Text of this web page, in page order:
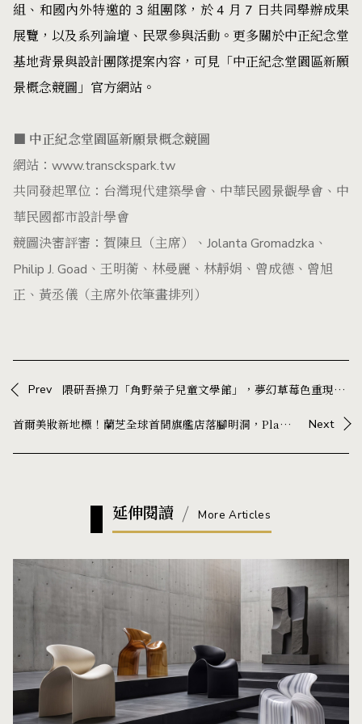
組、和國內外特邀的 3 組團隊，於 4 月 7 日共同舉辦成果
展覽，以及系列論壇、民眾參與活動。更多關於中正紀念堂
基地背景與設計團隊提案內容，可見 「中正紀念堂園區新願
景概念競圖」官方網站 。
■ 中正紀念堂園區新願景概念競圖
網站： www.transckspark.tw
共同發起單位：台灣現代建築學會、中華民國景觀學會、中
華民國都市設計學會
競圖決審評審：賀陳旦（主席）、Jolanta Gromadzka、
Philip J. Goad、王明蘅、林曼麗、林靜娟、曾成德、曾旭
正、黃丞儀（主席外依筆畫排列）
Prev 隈研吾操刀「角野榮子兒童文學館」，夢幻草莓色重現《魔女宅急便》經典場景
首爾美妝新地標！蘭芝全球首間旗艦店落腳明洞，Playlab 打造沉浸式體驗空間 Next
延伸閱讀 More Articles